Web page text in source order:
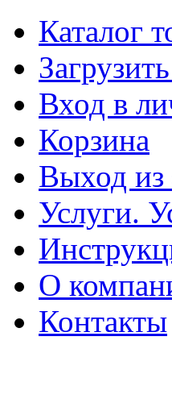
Каталог
Вход в
Корзина
Выход из
Услуги.
О
Контакты